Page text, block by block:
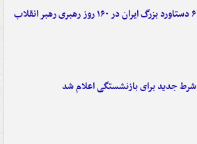
۶ دستاورد بزرگ ایران در ۱۶۰ روز رهبری رهبر انقلاب
شرط جدید برای بازنشستگی اعلام شد